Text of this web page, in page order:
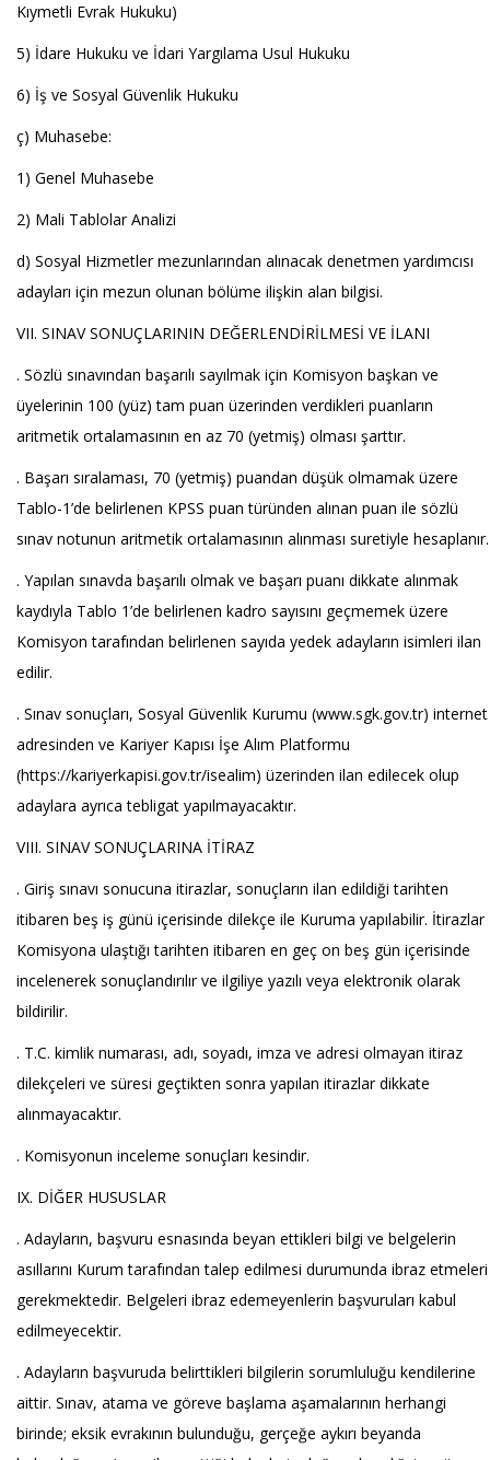
Kıymetli Evrak Hukuku)
5) İdare Hukuku ve İdari Yargılama Usul Hukuku
6) İş ve Sosyal Güvenlik Hukuku
ç) Muhasebe:
1) Genel Muhasebe
2) Mali Tablolar Analizi
d) Sosyal Hizmetler mezunlarından alınacak denetmen yardımcısı
adayları için mezun olunan bölüme ilişkin alan bilgisi.
VII. SINAV SONUÇLARININ DEĞERLENDİRİLMESİ VE İLANI
. Sözlü sınavından başarılı sayılmak için Komisyon başkan ve
üyelerinin 100 (yüz) tam puan üzerinden verdikleri puanların
aritmetik ortalamasının en az 70 (yetmiş) olması şarttır.
. Başarı sıralaması, 70 (yetmiş) puandan düşük olmamak üzere
Tablo-1’de belirlenen KPSS puan türünden alınan puan ile sözlü
sınav notunun aritmetik ortalamasının alınması suretiyle hesaplanır.
. Yapılan sınavda başarılı olmak ve başarı puanı dikkate alınmak
kaydıyla Tablo 1’de belirlenen kadro sayısını geçmemek üzere
Komisyon tarafından belirlenen sayıda yedek adayların isimleri ilan
edilir.
. Sınav sonuçları, Sosyal Güvenlik Kurumu (www.sgk.gov.tr) internet
adresinden ve Kariyer Kapısı İşe Alım Platformu
(https://kariyerkapisi.gov.tr/isealim) üzerinden ilan edilecek olup
adaylara ayrıca tebligat yapılmayacaktır.
VIII. SINAV SONUÇLARINA İTİRAZ
. Giriş sınavı sonucuna itirazlar, sonuçların ilan edildiği tarihten
itibaren beş iş günü içerisinde dilekçe ile Kuruma yapılabilir. İtirazlar
Komisyona ulaştığı tarihten itibaren en geç on beş gün içerisinde
incelenerek sonuçlandırılır ve ilgiliye yazılı veya elektronik olarak
bildirilir.
. T.C. kimlik numarası, adı, soyadı, imza ve adresi olmayan itiraz
dilekçeleri ve süresi geçtikten sonra yapılan itirazlar dikkate
alınmayacaktır.
. Komisyonun inceleme sonuçları kesindir.
IX. DİĞER HUSUSLAR
. Adayların, başvuru esnasında beyan ettikleri bilgi ve belgelerin
asıllarını Kurum tarafından talep edilmesi durumunda ibraz etmeleri
gerekmektedir. Belgeleri ibraz edemeyenlerin başvuruları kabul
edilmeyecektir.
. Adayların başvuruda belirttikleri bilgilerin sorumluluğu kendilerine
aittir. Sınav, atama ve göreve başlama aşamalarının herhangi
birinde; eksik evrakının bulunduğu, gerçeğe aykırı beyanda